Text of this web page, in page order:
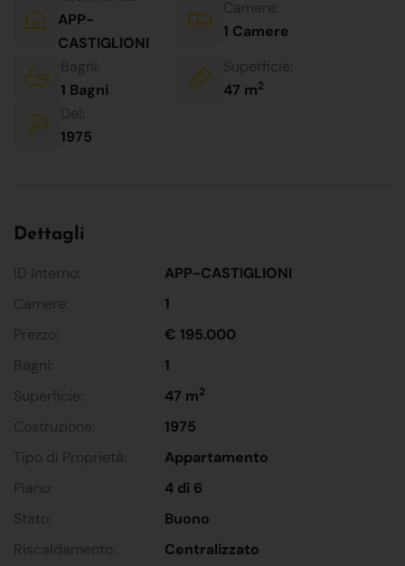
APP-
CASTIGLIONI
Camere:
1 Camere
Bagni:
1 Bagni
Superficie:
47 m2
Del:
1975
Dettagli
ID Interno:
APP-CASTIGLIONI
Camere:
1
Prezzo:
€ 195.000
Bagni:
1
Superficie:
47 m2
Costruzione:
1975
Tipo di Proprietà:
Appartamento
Piano:
4 di 6
Stato:
Buono
Riscaldamento:
Centralizzato